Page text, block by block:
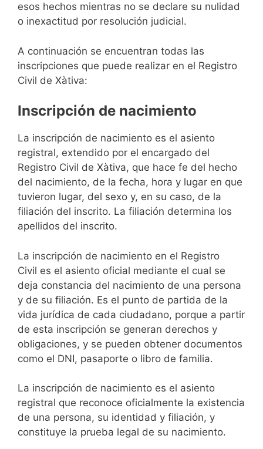
esos hechos mientras no se declare su nulidad
o inexactitud por resolución judicial.
A continuación se encuentran todas las
inscripciones que puede realizar en el Registro
Civil de Xàtiva:
Inscripción de nacimiento
La inscripción de nacimiento es el asiento
registral, extendido por el encargado del
Registro Civil de Xàtiva, que hace fe del hecho
del nacimiento, de la fecha, hora y lugar en que
tuvieron lugar, del sexo y, en su caso, de la
filiación del inscrito. La filiación determina los
apellidos del inscrito.
La inscripción de nacimiento en el Registro
Civil es el asiento oficial mediante el cual se
deja constancia del nacimiento de una persona
y de su filiación. Es el punto de partida de la
vida jurídica de cada ciudadano, porque a partir
de esta inscripción se generan derechos y
obligaciones, y se pueden obtener documentos
como el DNI, pasaporte o libro de familia.
La inscripción de nacimiento es el asiento
registral que reconoce oficialmente la existencia
de una persona, su identidad y filiación, y
constituye la prueba legal de su nacimiento.